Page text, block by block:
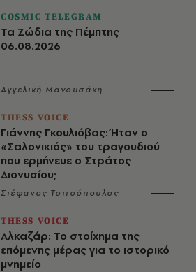
COSMIC TELEGRAM
Τα Ζώδια της Πέμπτης
06.08.2026
Αγγελική Μανουσάκη
THESS VOICE
Γιάννης Γκουλιόβας: Ήταν ο
«Σαλονικιός» του τραγουδιού
που ερμήνευε ο Στράτος
Διονυσίου;
Στέφανος Τσιτσόπουλος
THESS VOICE
Αλκαζάρ: Το στοίχημα της
επόμενης μέρας για το ιστορικό
μνημείο